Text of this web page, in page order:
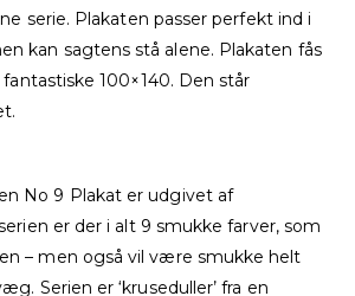
serie. Plakaten passer perfekt ind i
kan sagtens stå alene. Plakaten fås
100×140. Den står
No 9 Plakat er udgivet af
er der i alt 9 smukke farver, som
– men også vil være smukke helt
Serien er ‘kruseduller’ fra en